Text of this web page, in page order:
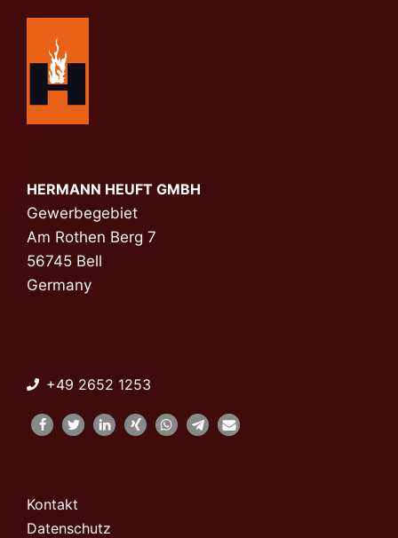
HERMANN HEUFT GMBH
Gewerbegebiet
Am Rothen Berg 7
56745 Bell
Germany
+49 2652 1253
Kontakt
Datenschutz